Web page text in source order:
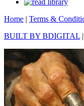
Home | Terms &
BUILT BY BDIGITAL